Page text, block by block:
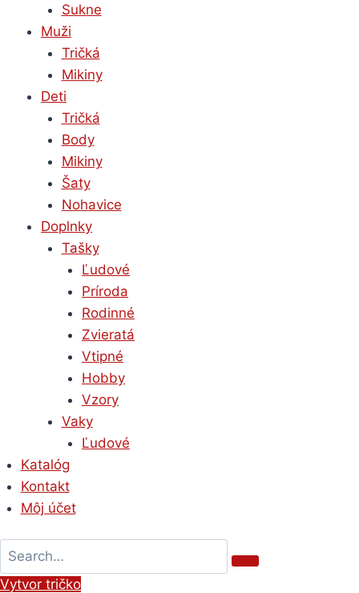
Sukne
Muži
Tričká
Mikiny
Deti
Tričká
Body
Mikiny
Šaty
Nohavice
Doplnky
Tašky
Ľudové
Príroda
Rodinné
Zvieratá
Vtipné
Hobby
Vzory
Vaky
Ľudové
Katalóg
Kontakt
Môj účet
Vytvor tričko